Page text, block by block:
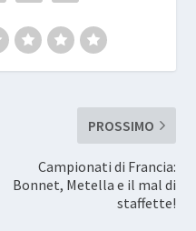
PROSSIMO
Campionati di Francia:
Bonnet, Metella e il mal di
staffette!